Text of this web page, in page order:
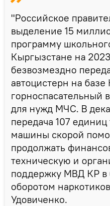
"Российское
выделение 15
программу
Кыргызстане на
безвозмездно
автоцистерн на
горноспасательный
для нужд МЧС. В
передача 107
машины скорой
продолжать
техническую и
поддержку МВД КР в
оборотом
Удовиченко.